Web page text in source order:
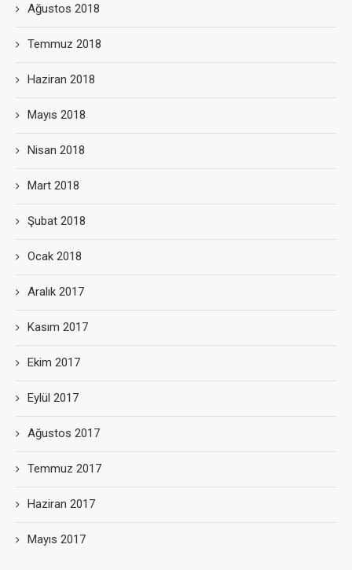
Ağustos 2018
Temmuz 2018
Haziran 2018
Mayıs 2018
Nisan 2018
Mart 2018
Şubat 2018
Ocak 2018
Aralık 2017
Kasım 2017
Ekim 2017
Eylül 2017
Ağustos 2017
Temmuz 2017
Haziran 2017
Mayıs 2017